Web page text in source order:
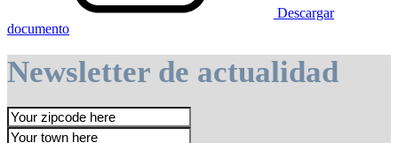
Descargar
documento
Newsletter de actualidad